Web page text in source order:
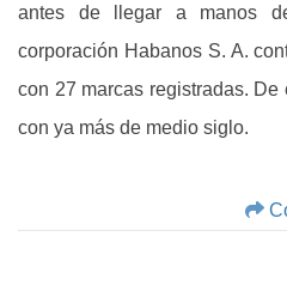
antes de llegar a manos
corporación Habanos S. A.
con 27 marcas registradas.
con ya más de medio siglo.